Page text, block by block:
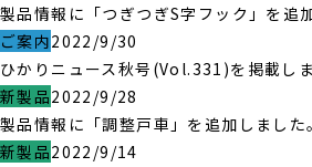
製品情報に「つぎつぎS字フック」を追
ご案内2022/9/30
ひかりニュース秋号(Vol.331)を掲載しま
新製品2022/9/28
製品情報に「調整戸車」を追加しました。
新製品2022/9/14